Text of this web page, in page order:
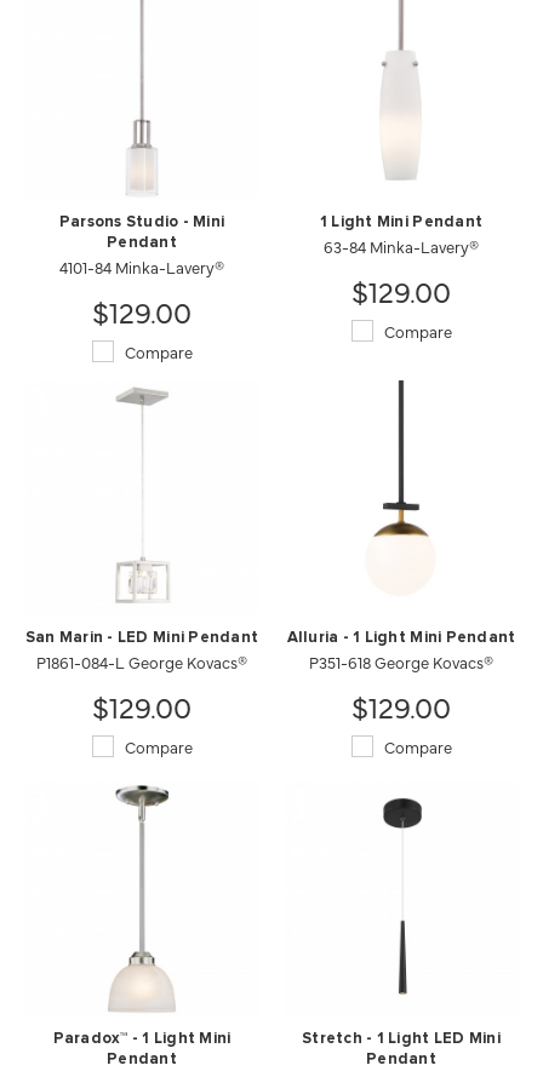
Parsons Studio - Mini
Pendant
4101-84 Minka-Lavery®
$129.00
Compare
1 Light Mini Pendant
63-84 Minka-Lavery®
$129.00
Compare
San Marin - LED Mini Pendant
P1861-084-L George Kovacs®
$129.00
Compare
Alluria - 1 Light Mini Pendant
P351-618 George Kovacs®
$129.00
Compare
Paradox™ - 1 Light Mini
Pendant
Stretch - 1 Light LED Mini
Pendant